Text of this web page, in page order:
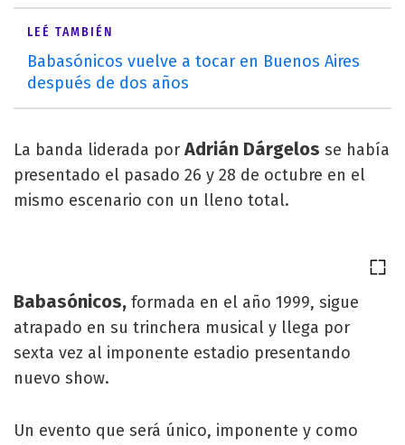
LEÉ TAMBIÉN
Babasónicos vuelve a tocar en Buenos Aires
después de dos años
La banda liderada porAdrián Dárgelos se había
presentado el pasado 26 y 28 de octubre en el
mismo escenario con un lleno total.
Babasónicos, formada en el año 1999, sigue
atrapado en su trinchera musical y llega por
sexta vez al imponente estadio presentando
nuevo show.
Un evento que será único, imponente y como